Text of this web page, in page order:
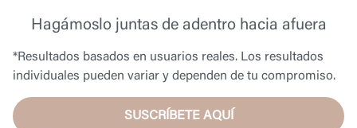
Hagámoslo juntas de adentro hacia afuera
*Resultados basados en usuarios reales. Los resultados
individuales pueden variar y dependen de tu compromiso.
SUSCRÍBETE AQUÍ